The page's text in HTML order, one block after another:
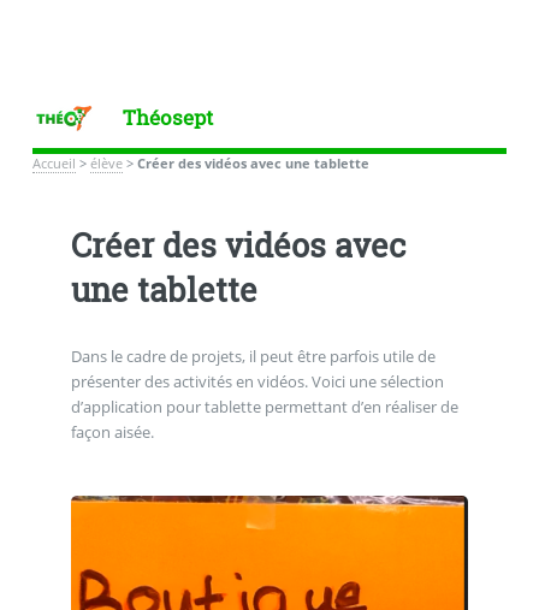
Théosept
Accueil > élève> Créer des vidéos avec une tablette
Créer des vidéos avec
une tablette
Dans le cadre de projets, il peut être parfois utile de
présenter des activités en vidéos. Voici une sélection
d’application pour tablette permettant d’en réaliser de
façon aisée.